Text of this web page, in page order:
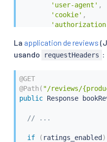
'user-agent' ,
'cookie' ,
]
for ihdr
        val
= request.
if val is not
return headers
La application de reviews
usando
requestHeaders :
@GET
@Path ( "/reviews/
public Response
// ...
if ( ratings_enabled )